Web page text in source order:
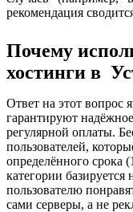
рекомендация
Почему
хостинги в
Ответ на этот вопрос
гарантируют
регулярной оплаты.
пользователей,
определённого срока
категории
пользователю
сами серверы, а не